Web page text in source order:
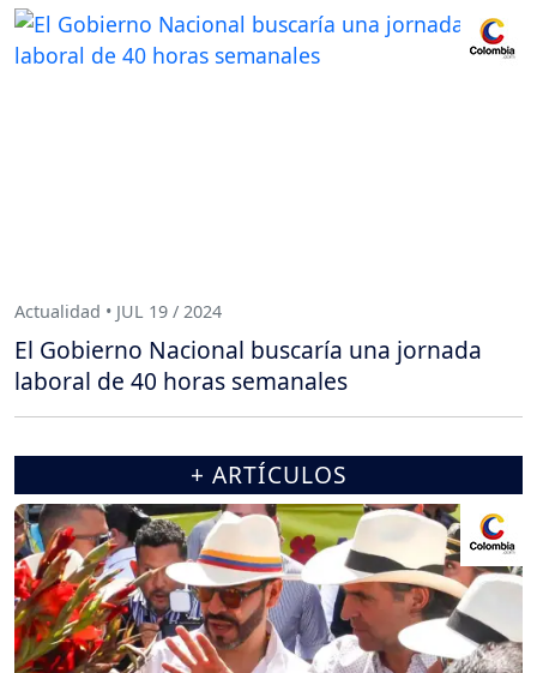
Actualidad • JUL 19 / 2024
El Gobierno Nacional buscaría una jornada
laboral de 40 horas semanales
+ ARTÍCULOS